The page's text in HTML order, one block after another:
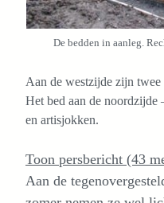
De bedden in aanleg.
Aan de westzijde zijn twee
Het bed aan de noordzijde
en artisjokken.
Toon persbericht (43
Aan de